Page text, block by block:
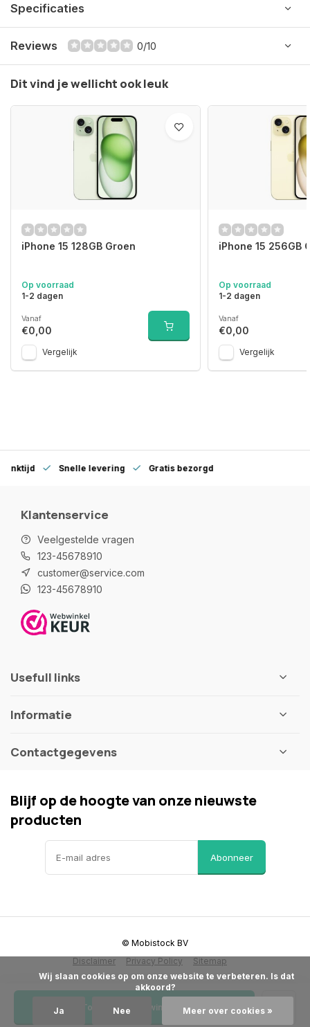
Toevoegen aan winkelwagen
Specificaties
Reviews 0/10
Dit vind je wellicht ook leuk
iPhone 15 128GB Groen
Op voorraad
1-2 dagen
Vanaf
€0,00
Vergelijk
iPhone 15 256GB
Op voorraad
1-2 dagen
Vanaf
€0,00
Vergelijk
Snelle levering Gratis bezorgd
Klantenservice
Veelgestelde vragen
123-45678910
customer@service.com
123-45678910
Usefull links
Informatie
Contactgegevens
Blijf op de hoogte van onze nieuwste
producten
Abonneer
Disclaimer Privacy Policy Sitemap
© Mobistock BV
akkoord?
Ja Nee Meer over cookies »